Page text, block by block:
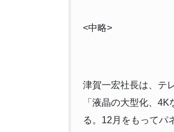
<中略>
津賀一宏社長は、テ
「液晶の大型化、
る。12月をもってパ